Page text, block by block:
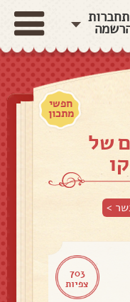
חפשי
מתכון
של
>
703
צפיות